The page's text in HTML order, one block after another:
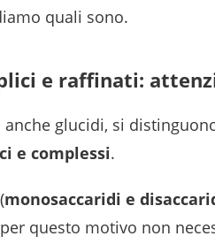
quali sono.
e raffinati:
glucidi, si
e complessi.
monosaccaridi e
questo motivo non